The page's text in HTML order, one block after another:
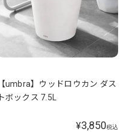
【umbra】ウッドロウカン ダス
トボックス 7.5L
¥3,850税込